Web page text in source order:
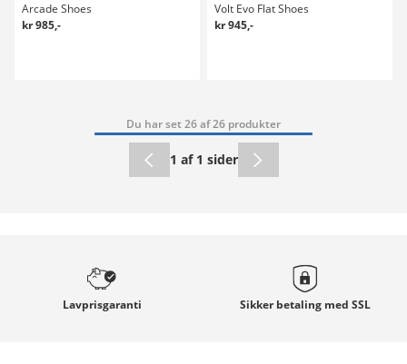
Arcade Shoes
kr 985,-
Volt Evo Flat Shoes
kr 945,-
Du har set 26 af 26 produkter
1 af 1 sider
Lavprisgaranti Sikker betaling med SSL